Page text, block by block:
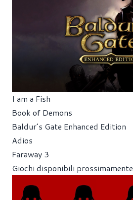
I am a Fish
Book of Demons
Baldur’s Gate Enhanced Edition
Adios
Faraway 3
Giochi disponibili prossimamente